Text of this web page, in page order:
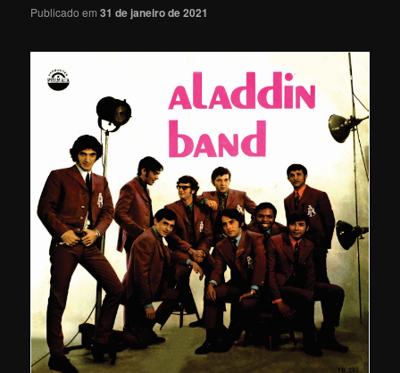
Publicado em31 de janeiro de 2021